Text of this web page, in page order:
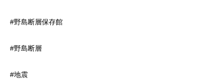
#野島断層保存館
#野島断層
#地震